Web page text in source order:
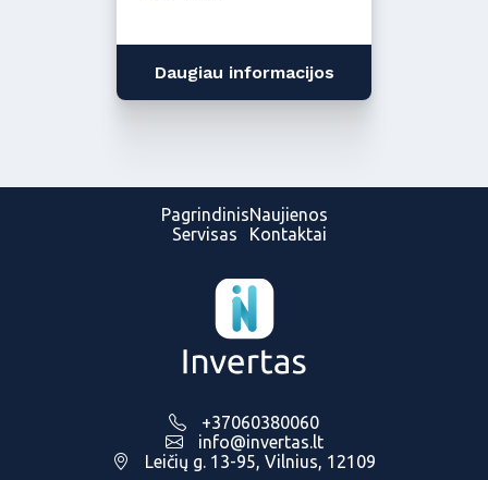
Daugiau informacijos
Pagrindinis
Servisas
Naujienos
Kontaktai
+37060380060
info@invertas.lt
Leičių g. 13-95, Vilnius, 12109